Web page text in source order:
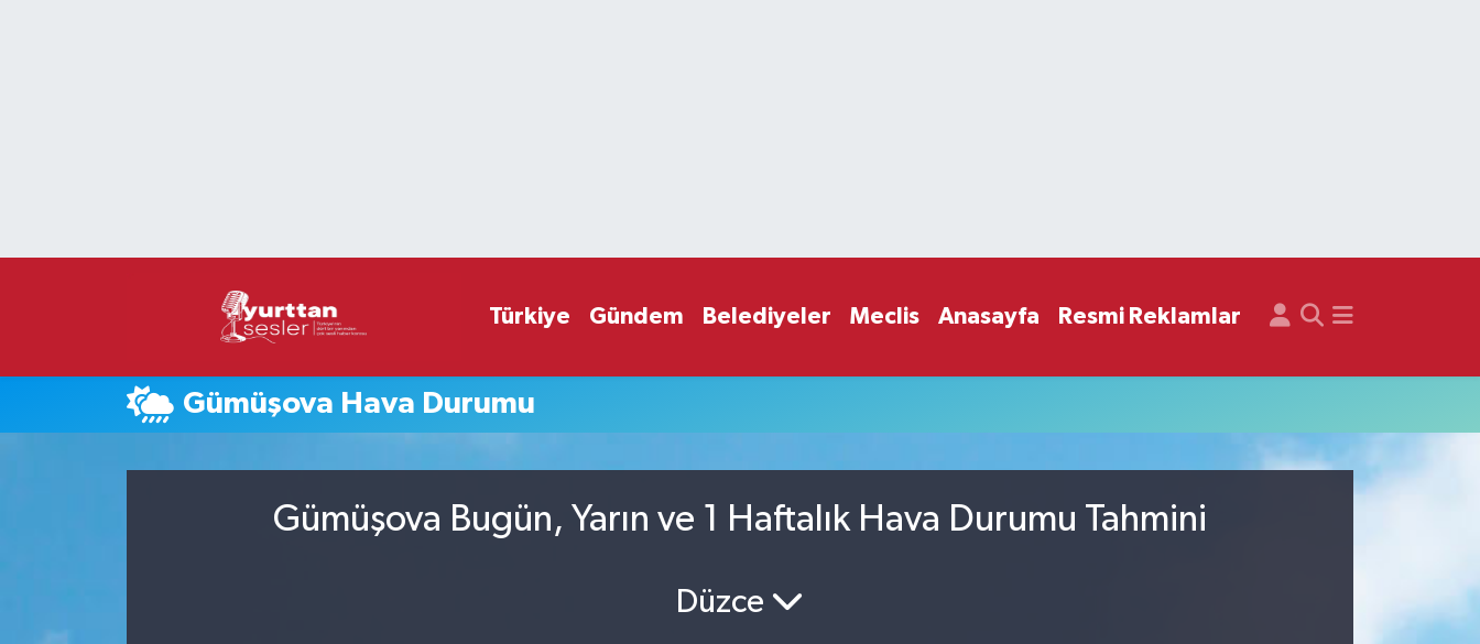
Türkiye Gündem Belediyeler Meclis Anasayfa Resmi Reklamlar
Gümüşova Hava Durumu
Gümüşova Bugün, Yarın ve 1 Haftalık Hava Durumu Tahmini
Düzce
Süper Lig Puan Durumu ve Fikstür
Son Dakika Haberleri
Haber Arşivi